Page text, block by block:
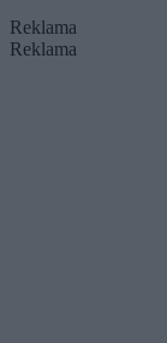
Reklama
Reklama